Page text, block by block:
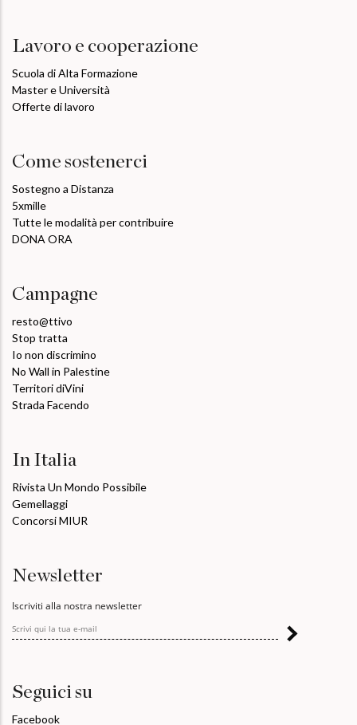
Lavoro e cooperazione
Scuola di Alta Formazione
Master e Università
Offerte di lavoro
Come sostenerci
Sostegno a Distanza
5xmille
Tutte le modalità per contribuire
DONA ORA
Campagne
resto@ttivo
Stop tratta
Io non discrimino
No Wall in Palestine
Territori diVini
Strada Facendo
In Italia
Rivista Un Mondo Possibile
Gemellaggi
Concorsi MIUR
Newsletter
Iscriviti alla nostra newsletter
Seguici su
Facebook